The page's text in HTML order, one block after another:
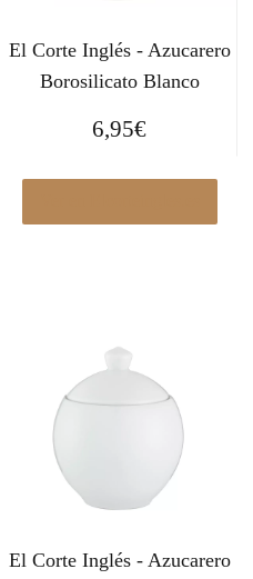
El Corte Inglés - Azucarero
Borosilicato Blanco
6,95€
El Corte Inglés - Azucarero